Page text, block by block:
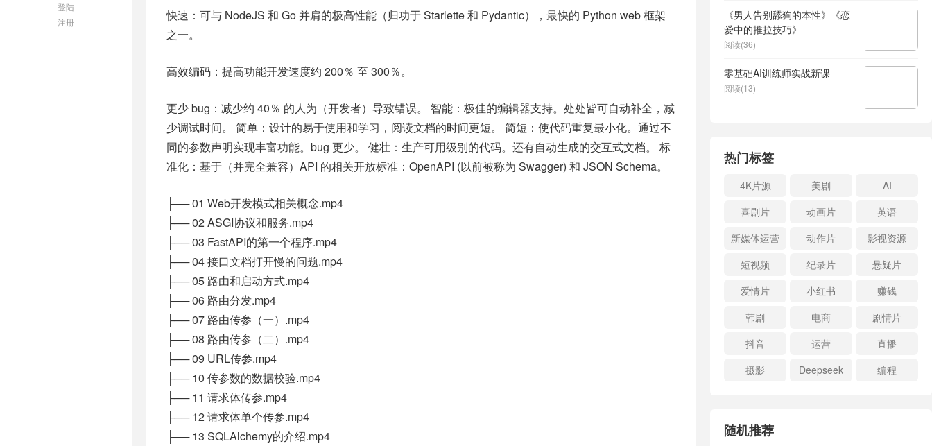
登陆
注册
快速：可与 NodeJS 和 Go 并肩的极高性能（归功于 Starlette 和 Pydantic），最快的 Python web 框架
之一。
高效编码：提高功能开发速度约 200％ 至 300％。
更少 bug：减少约 40％ 的人为（开发者）导致错误。 智能：极佳的编辑器支持。处处皆可自动补全，减
少调试时间。 简单：设计的易于使用和学习，阅读文档的时间更短。 简短：使代码重复最小化。通过不
同的参数声明实现丰富功能。bug 更少。 健壮：生产可用级别的代码。还有自动生成的交互式文档。 标
准化：基于（并完全兼容）API 的相关开放标准：OpenAPI (以前被称为 Swagger) 和 JSON Schema。
├── 01 Web开发模式相关概念.mp4
├── 02 ASGI协议和服务.mp4
├── 03 FastAPI的第一个程序.mp4
├── 04 接口文档打开慢的问题.mp4
├── 05 路由和启动方式.mp4
├── 06 路由分发.mp4
├── 07 路由传参（一）.mp4
├── 08 路由传参（二）.mp4
├── 09 URL传参.mp4
├── 10 传参数的数据校验.mp4
├── 11 请求体传参.mp4
├── 12 请求体单个传参.mp4
├── 13 SQLAlchemy的介绍.mp4
《男人告别舔狗的本性》《恋
爱中的推拉技巧》
阅读(36)
零基础AI训练师实战新课
阅读(13)
热门标签
4K片源 美剧
AI
喜剧片
动画片
英语
新媒体运营
动作片
影视资源
短视频
纪录片
悬疑片
爱情片
小红书
赚钱
韩剧
电商
剧情片
抖音
运营
直播
摄影
Deepseek 编程
随机推荐